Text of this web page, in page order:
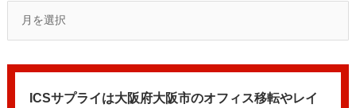
ICSサプライは大阪府大阪市のオフィス移転やレイ